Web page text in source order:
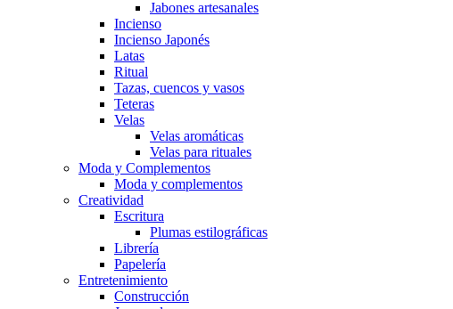
Jabones artesanales
Incienso
Incienso Japonés
Latas
Ritual
Tazas, cuencos y vasos
Teteras
Velas
Velas aromáticas
Velas para rituales
Moda y Complementos
Moda y complementos
Creatividad
Escritura
Plumas estilográficas
Librería
Papelería
Entretenimiento
Construcción